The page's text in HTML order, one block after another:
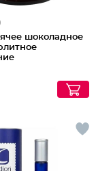
шоколадное